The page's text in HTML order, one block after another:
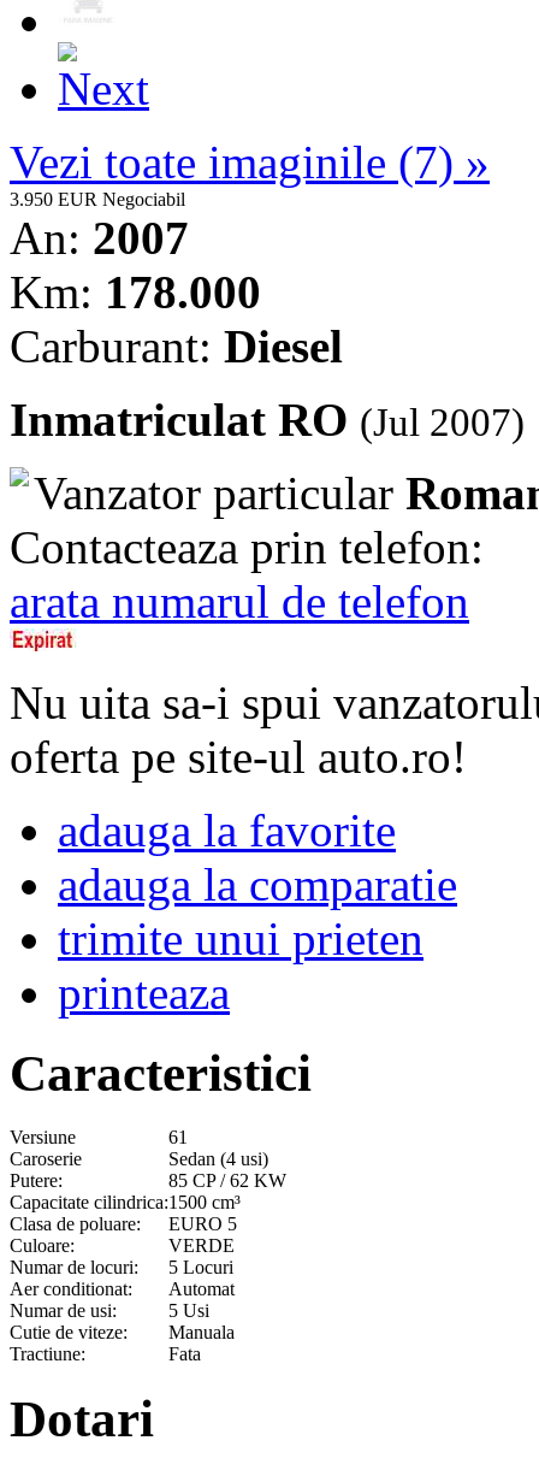
Vezi toate imaginile (7) »
3.950 EUR Negociabil
An: 2007
Km: 178.000
Carburant: Diesel
Inmatriculat RO (Jul 2007)
Vanzator particular
Contacteaza prin telefon:
arata numarul de telefon
Nu uita sa-i spui
oferta pe site-ul auto.ro!
adauga la favorite
adauga la comparatie
trimite unui prieten
printeaza
Caracteristici
Versiune
61
Caroserie
Sedan (4 usi)
Putere:
85 CP / 62 KW
Capacitate cilindrica:1500 cm³
Clasa de poluare:
EURO 5
Culoare:
VERDE
Numar de locuri:
5 Locuri
Aer conditionat:
Automat
Numar de usi:
5 Usi
Cutie de viteze:
Manuala
Tractiune:
Fata
Dotari